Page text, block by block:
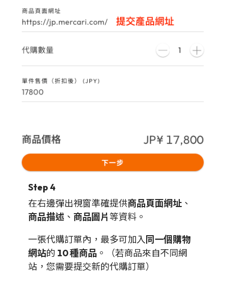
Step 4
在右邊彈出視窗準確提供商品頁面網址 、
商品描述 、 商品圖片 等資料。
一張代購訂單內，最多可加入同一個購物
網站的 10 種商品 。（若商品來自不同網
站，您需要提交新的代購訂單）